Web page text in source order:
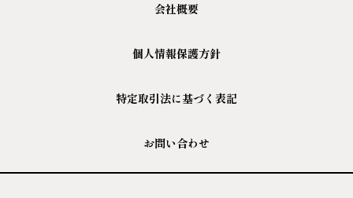
会社概要
個人情報保護方針
特定取引法に基づく表記
お問い合わせ